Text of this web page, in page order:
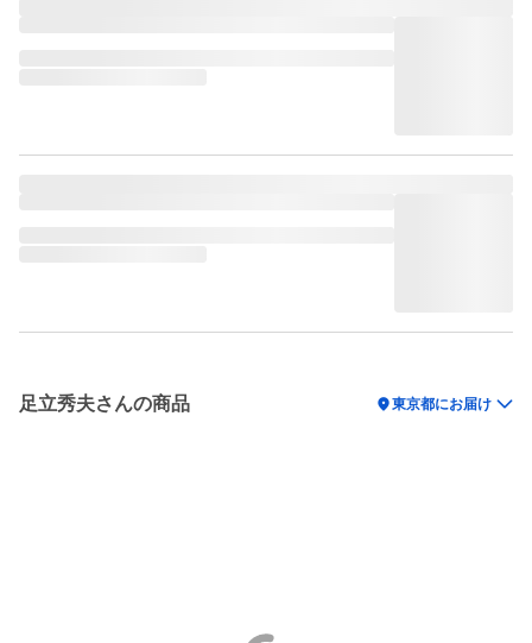
足立秀夫さんの商品 location_on東京都にお届け